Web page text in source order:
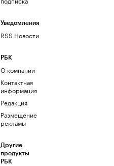
Уведомления
RSS Новости
РБК
О компании
Контактная
информация
Редакция
Размещение
рекламы
Другие
продукты
РБК